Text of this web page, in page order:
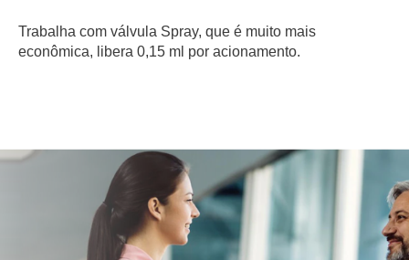
Trabalha com válvula Spray, que é muito mais
econômica, libera 0,15 ml por acionamento.